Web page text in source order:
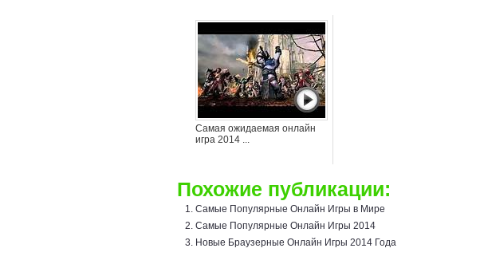
Самая ожидаемая онлайн
игра 2014 ...
Похожие публикации:
Самые Популярные Онлайн Игры в Мире
Самые Популярные Онлайн Игры 2014
Новые Браузерные Онлайн Игры 2014 Года